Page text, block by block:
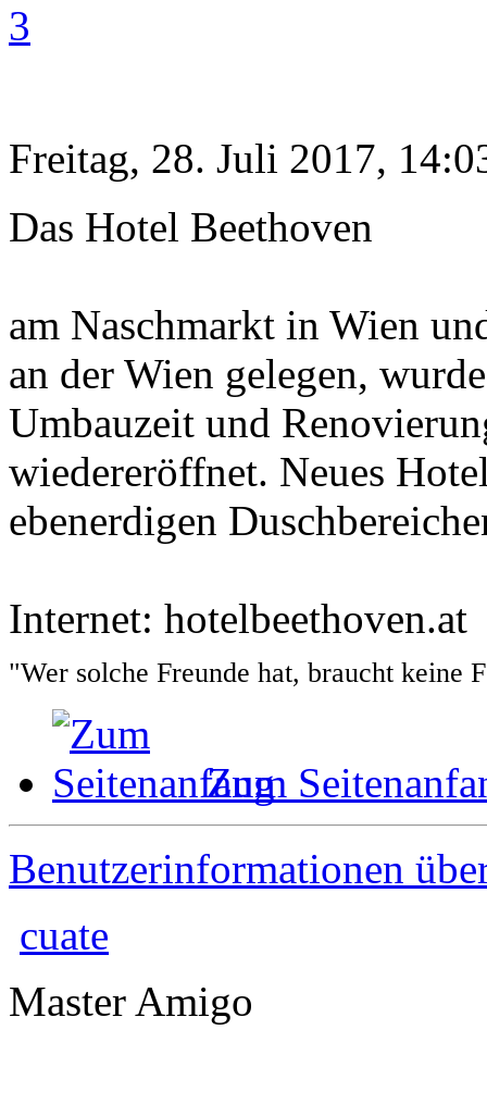
3
Freitag, 28. Juli 2017,
Das Hotel Beethoven
am Naschmarkt in Wien
an der Wien gelegen,
Umbauzeit und
wiedereröffnet. Neues
ebenerdigen
Internet: hotelbeethoven.at
"Wer solche Freunde hat, braucht keine
Zum
Benutzerinformationen
cuate
Master Amigo